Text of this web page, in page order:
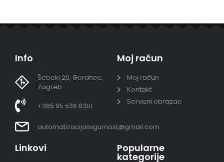
Info
Šebeki 20, Goranec,
Zagreb
+385 95 536 8301
automatizacijaisigurnost@gmail.com
Moj račun
Moj račun
Kontakt
Servisni obrazac
Linkovi Popularne
kategorije